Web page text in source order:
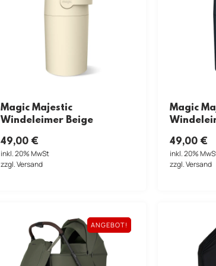
Magic Majestic
Windeleimer Beige
49,00 €
inkl. 20% MwSt
zzgl. Versand
Magic
49,00 €
inkl. 20%
zzgl. Versand
ANGEBOT!